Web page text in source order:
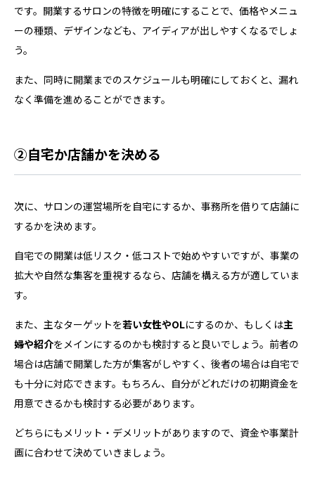
です。開業するサロンの特徴を明確にすることで、価格やメニュ
ーの種類、デザインなども、アイディアが出しやすくなるでしょ
う。
また、同時に開業までのスケジュールも明確にしておくと、漏れ
なく準備を進めることができます。
②自宅か店舗かを決める
次に、サロンの運営場所を自宅にするか、事務所を借りて店舗に
するかを決めます。
自宅での開業は低リスク・低コストで始めやすいですが、事業の
拡大や自然な集客を重視するなら、店舗を構える方が適していま
す。
また、主なターゲットを若い女性やOLにするのか、もしくは主
婦や紹介をメインにするのかも検討すると良いでしょう。前者の
場合は店舗で開業した方が集客がしやすく、後者の場合は自宅で
も十分に対応できます。もちろん、自分がどれだけの初期資金を
用意できるかも検討する必要があります。
どちらにもメリット・デメリットがありますので、資金や事業計
画に合わせて決めていきましょう。